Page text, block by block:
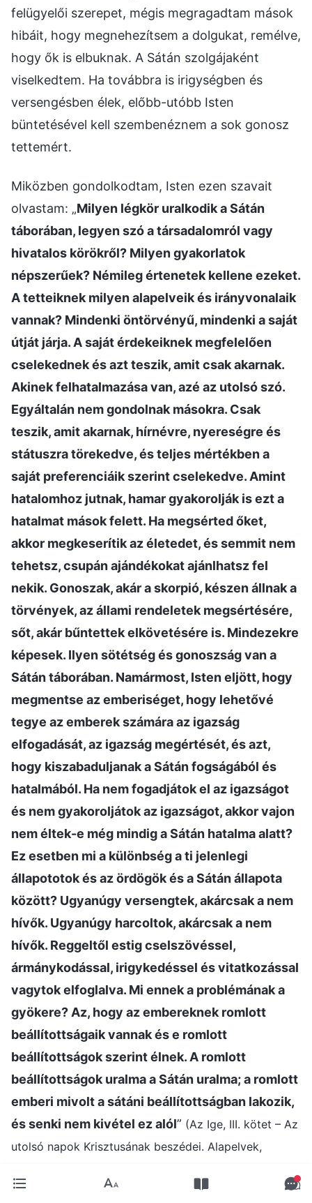
felügyelői szerepet, mégis megragadtam mások
hibáit, hogy megnehezítsem a dolgukat, remélve,
hogy ők is elbuknak. A Sátán szolgájaként
viselkedtem. Ha továbbra is irigységben és
versengésben élek, előbb-utóbb Isten
büntetésével kell szembenéznem a sok gonosz
tettemért.
Miközben gondolkodtam, Isten ezen szavait
olvastam: „Milyen légkör uralkodik a Sátán
táborában, legyen szó a társadalomról vagy
hivatalos körökről? Milyen gyakorlatok
népszerűek? Némileg értenetek kellene ezeket.
A tetteiknek milyen alapelveik és irányvonalaik
vannak? Mindenki öntörvényű, mindenki a saját
útját járja. A saját érdekeiknek megfelelően
cselekednek és azt teszik, amit csak akarnak.
Akinek felhatalmazása van, azé az utolsó szó.
Egyáltalán nem gondolnak másokra. Csak
teszik, amit akarnak, hírnévre, nyereségre és
státuszra törekedve, és teljes mértékben a
saját preferenciáik szerint cselekedve. Amint
hatalomhoz jutnak, hamar gyakorolják is ezt a
hatalmat mások felett. Ha megsérted őket,
akkor megkeserítik az életedet, és semmit nem
tehetsz, csupán ajándékokat ajánlhatsz fel
nekik. Gonoszak, akár a skorpió, készen állnak a
törvények, az állami rendeletek megsértésére,
sőt, akár bűntettek elkövetésére is. Mindezekre
képesek. Ilyen sötétség és gonoszság van a
Sátán táborában. Namármost, Isten eljött, hogy
megmentse az emberiséget, hogy lehetővé
tegye az emberek számára az igazság
elfogadását, az igazság megértését, és azt,
hogy kiszabaduljanak a Sátán fogságából és
hatalmából. Ha nem fogadjátok el az igazságot
és nem gyakoroljátok az igazságot, akkor vajon
nem éltek-e még mindig a Sátán hatalma alatt?
Ez esetben mi a különbség a ti jelenlegi
állapototok és az ördögök és a Sátán állapota
között? Ugyanúgy versengtek, akárcsak a nem
hívők. Ugyanúgy harcoltok, akárcsak a nem
hívők. Reggeltől estig cselszövéssel,
ármánykodással, irigykedéssel és vitatkozással
vagytok elfoglalva. Mi ennek a problémának a
gyökere? Az, hogy az embereknek romlott
beállítottságaik vannak és e romlott
beállítottságok szerint élnek. A romlott
beállítottságok uralma a Sátán uralma; a romlott
emberi mivolt a sátáni beállítottságban lakozik,
és senki nem kivétel ez alól” (Az Ige, III. kötet – Az
utolsó napok Krisztusának beszédei. Alapelvek,
kellene)
. Isten szavainak olvasása után eszembe